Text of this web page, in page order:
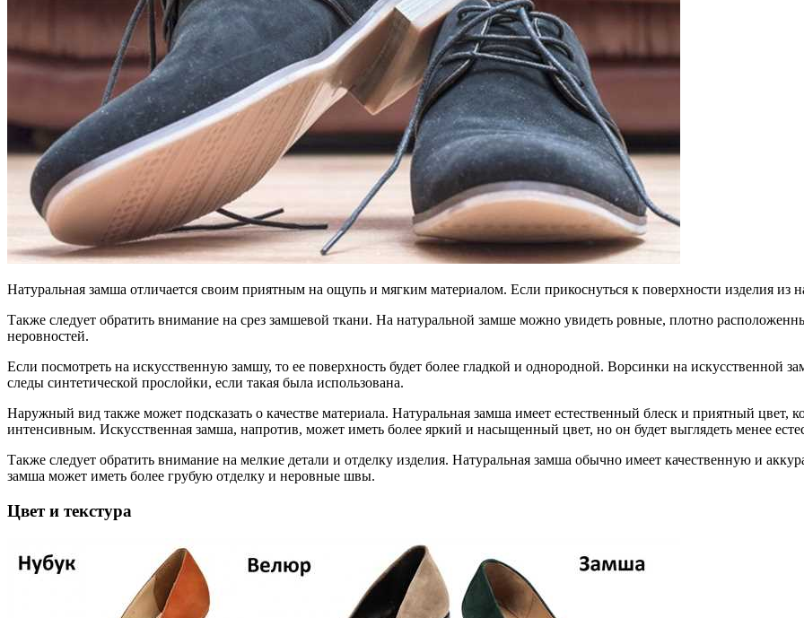
Натуральная замша отличается своим приятным на ощупь и мягким материалом. Если прикоснуться к поверхности изделия из
Также следует обратить внимание на срез замшевой ткани. На натуральной замше можно увидеть ровные, плотно
неровностей.
Если посмотреть на искусственную замшу, то ее поверхность будет более гладкой и однородной. Ворсинки на искусственной
следы синтетической прослойки, если такая была использована.
Наружный вид также может подсказать о качестве материала. Натуральная замша имеет естественный блеск и приятный цвет,
интенсивным. Искусственная замша, напротив, может иметь более яркий и насыщенный цвет, но он будет выглядеть менее
Также следует обратить внимание на мелкие детали и отделку изделия. Натуральная замша обычно имеет качественную и
замша может иметь более грубую отделку и неровные швы.
Цвет и текстура